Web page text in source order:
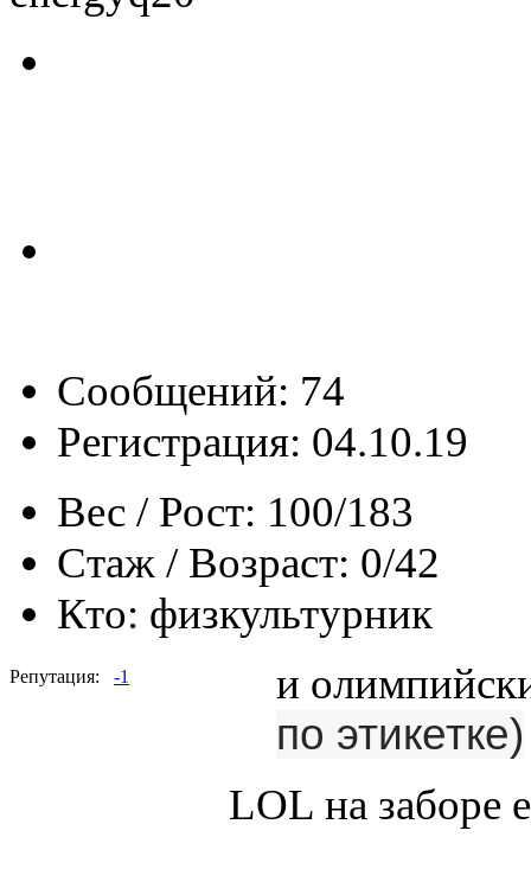
Сообщений: 74
Регистрация: 04.10.19
Вес / Рост: 100/183
Стаж / Возраст: 0/42
Кто: физкультурник
Репутация: -1
и
по этикетке)
LOL на заборе